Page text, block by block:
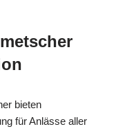
bieten
für Anlässe aller